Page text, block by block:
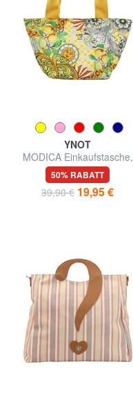
YNOT
MODICA Einkaufstasche,
Umhängetasche
50% RABATT
39,90 € 19,95 €